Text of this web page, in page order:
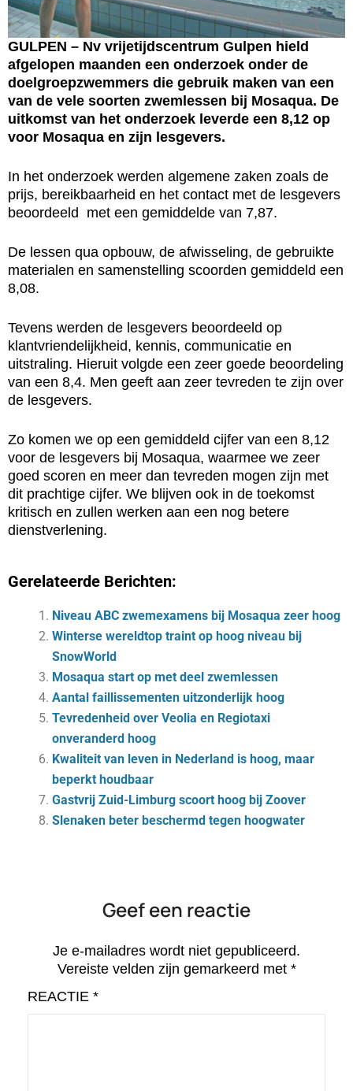
GULPEN – Nv vrijetijdscentrum Gulpen hield
afgelopen maanden een onderzoek onder de
doelgroepzwemmers die gebruik maken van een
van de vele soorten zwemlessen bij Mosaqua. De
uitkomst van het onderzoek leverde een 8,12 op
voor Mosaqua en zijn lesgevers.
In het onderzoek werden algemene zaken zoals de
prijs, bereikbaarheid en het contact met de lesgevers
beoordeeld met een gemiddelde van 7,87.
De lessen qua opbouw, de afwisseling, de gebruikte
materialen en samenstelling scoorden gemiddeld een
8,08.
Tevens werden de lesgevers beoordeeld op
klantvriendelijkheid, kennis, communicatie en
uitstraling. Hieruit volgde een zeer goede beoordeling
van een 8,4. Men geeft aan zeer tevreden te zijn over
de lesgevers.
Zo komen we op een gemiddeld cijfer van een 8,12
voor de lesgevers bij Mosaqua, waarmee we zeer
goed scoren en meer dan tevreden mogen zijn met
dit prachtige cijfer. We blijven ook in de toekomst
kritisch en zullen werken aan een nog betere
dienstverlening.
Gerelateerde Berichten:
Niveau ABC zwemexamens bij Mosaqua zeer hoog
Winterse wereldtop traint op hoog niveau bij
SnowWorld
Mosaqua start op met deel zwemlessen
Aantal faillissementen uitzonderlijk hoog
Tevredenheid over Veolia en Regiotaxi
onveranderd hoog
Kwaliteit van leven in Nederland is hoog, maar
beperkt houdbaar
Gastvrij Zuid-Limburg scoort hoog bij Zoover
Slen­aken be­ter be­schermd te­gen hoog­wa­ter
Geef een reactie
Je e-mailadres wordt niet gepubliceerd.
Vereiste velden zijn gemarkeerd met *
REACTIE *